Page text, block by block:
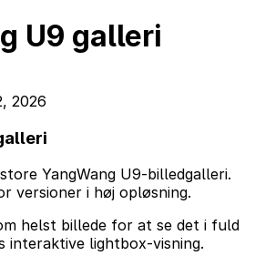
U9 galleri
2026
YangWang U9-billedgalleri.
versioner i høj opløsning.
helst billede for at se det i fuld
interaktive lightbox-visning.